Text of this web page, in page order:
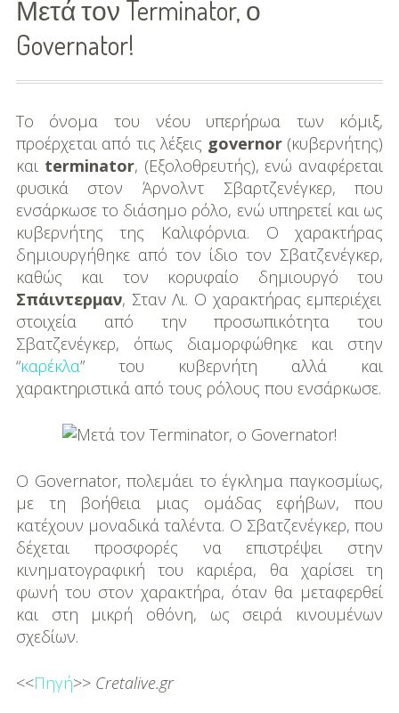
Διασκέδαση
Βάπτιση
Οργάνωση
Βάπτισης
Διάσημες
Βαπτίσεις
Σπίτι
Παιδικό Δωμάτιο
Deco
DIY
Διατροφή-Συνταγές
Συνταγές
Συμβουλές
Διατροφής
Υγεία – Ψυχολογία
Μετά τον Terminator, ο
Governator!
Το όνομα του νέου υπερήρωα των κόμιξ,
προέρχεται από τις λέξεις governor (κυβερνήτης)
και terminator, (Εξολοθρευτής), ενώ αναφέρεται
φυσικά στον Άρνολντ Σβαρτζενέγκερ, που
ενσάρκωσε το διάσημο ρόλο, ενώ υπηρετεί και ως
κυβερνήτης της Καλιφόρνια. Ο χαρακτήρας
δημιουργήθηκε από τον ίδιο τον Σβατζενέγκερ,
καθώς και τον κορυφαίο δημιουργό του
Σπάιντερμαν, Σταν Λι. Ο χαρακτήρας εμπεριέχει
στοιχεία από την προσωπικότητα του
Σβατζενέγκερ, όπως διαμορφώθηκε και στην
“καρέκλα” του κυβερνήτη αλλά και
χαρακτηριστικά από τους ρόλους που ενσάρκωσε.
Ο Governator, πολεμάει το έγκλημα παγκοσμίως,
με τη βοήθεια μιας ομάδας εφήβων, που
κατέχουν μοναδικά ταλέντα. Ο Σβατζενέγκερ, που
δέχεται προσφορές να επιστρέψει στην
κινηματογραφική του καριέρα, θα χαρίσει τη
φωνή του στον χαρακτήρα, όταν θα μεταφερθεί
και στη μικρή οθόνη, ως σειρά κινουμένων
σχεδίων.
<<Πηγή>> Cretalive.gr